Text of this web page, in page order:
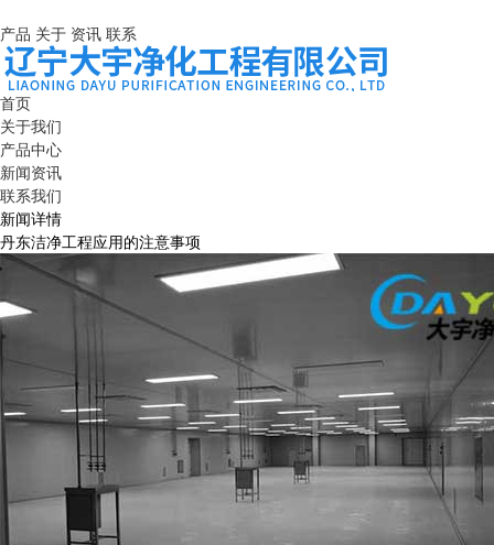
产品 关于 资讯 联系
首页
关于我们
产品中心
新闻资讯
联系我们
新闻详情
丹东洁净工程应用的注意事项